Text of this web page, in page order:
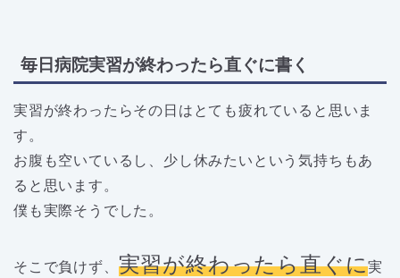
毎日病院実習が終わったら直ぐに書く
実習が終わったらその日はとても疲れていると思いま
す。
お腹も空いているし、少し休みたいという気持ちもあ
ると思います。
僕も実際そうでした。
そこで負けず、 実習が終わったら直ぐに実